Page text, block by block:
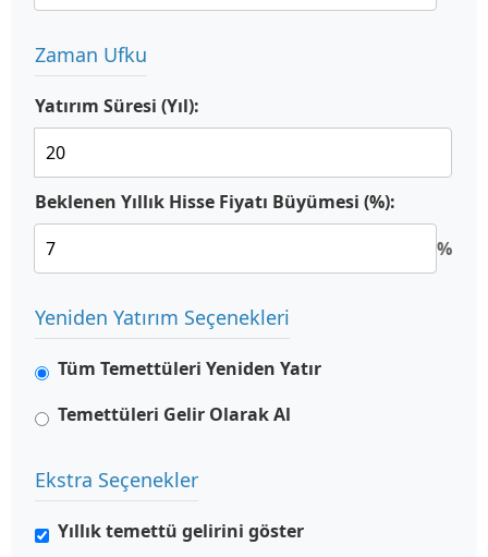
Zaman Ufku
Yatırım Süresi (Yıl):
Beklenen Yıllık Hisse Fiyatı Büyümesi (%):
%
Yeniden Yatırım Seçenekleri
Tüm Temettüleri Yeniden Yatır
Temettüleri Gelir Olarak Al
Ekstra Seçenekler
Yıllık temettü gelirini göster